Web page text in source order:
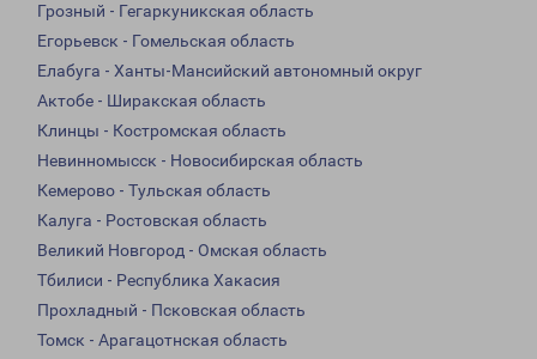
Грозный - Гегаркуникская область
Егорьевск - Гомельская область
Елабуга - Ханты-Мансийский автономный округ
Актобе - Ширакская область
Клинцы - Костромская область
Невинномысск - Новосибирская область
Кемерово - Тульская область
Калуга - Ростовская область
Великий Новгород - Омская область
Тбилиси - Республика Хакасия
Прохладный - Псковская область
Томск - Арагацотнская область